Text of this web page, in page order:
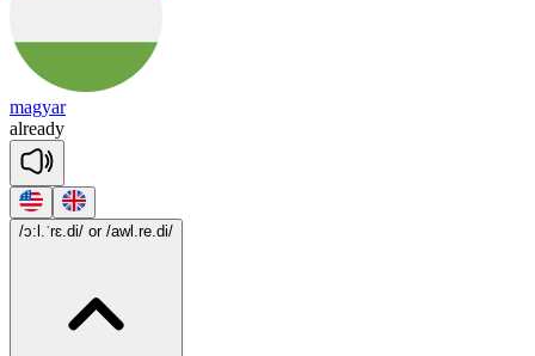
magyar
already
/ɔ:l.ˈrɛ.di/ or /awl.re.di/